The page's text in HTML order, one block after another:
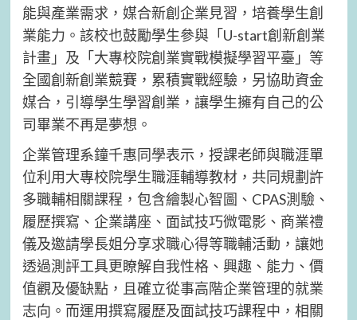
能與產業需求，媒合新創企業見習，培養學生創
業能力。該校也鼓勵學生參與「U-start創新創業
計畫」及「大專校院創業實戰模擬學習平臺」等
全國創新創業競賽，累積實戰經驗，另協助資金
媒合，引導學生學習創業，讓學生擁有自己的公
司畢業不再是夢想。
企業管理系鐘千惠同學表示，授課老師與職涯單
位利用大專校院學生職涯輔導教材，共同規劃許
多職輔相關課程，包含繪製心智圖、CPAS測驗、
履歷撰寫、企業講座、面試技巧微電影、商業禮
儀及邀請學長姐分享求職心得等職輔活動，讓她
透過測評工具更瞭解自我性格、興趣、能力、價
值觀及優缺點，且確立從事高階企業管理的就業
志向。而運用撰寫履歷及面試技巧課程中，相關